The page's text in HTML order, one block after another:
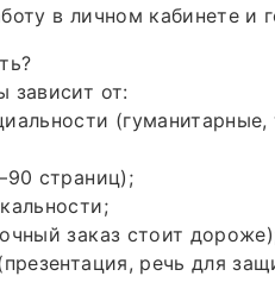
в личном кабинете и
зависит от:
страниц);
заказ стоит
речь для